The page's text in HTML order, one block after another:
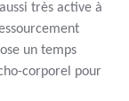
très active à
un temps
corporel pour